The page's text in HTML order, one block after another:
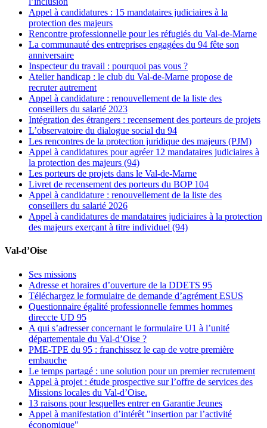
Appel à candidatures : 15 mandataires judiciaires à la
protection des majeurs
Rencontre professionnelle pour les réfugiés du Val-de-Marne
La communauté des entreprises engagées du 94 fête son
anniversaire
Inspecteur du travail : pourquoi pas vous ?
Atelier handicap : le club du Val-de-Marne propose de
recruter autrement
Appel à candidature : renouvellement de la liste des
conseillers du salarié 2023
Intégration des étrangers : recensement des porteurs de projets
L’observatoire du dialogue social du 94
Les rencontres de la protection juridique des majeurs (PJM)
Appel à candidatures pour agréer 12 mandataires judiciaires à
la protection des majeurs (94)
Les porteurs de projets dans le Val-de-Marne
Livret de recensement des porteurs du BOP 104
Appel à candidature : renouvellement de la liste des
conseillers du salarié 2026
Appel à candidatures de mandataires judiciaires à la protection
des majeurs exerçant à titre individuel (94)
Val-d’Oise
Ses missions
Adresse et horaires d’ouverture de la DDETS 95
Téléchargez le formulaire de demande d’agrément ESUS
Questionnaire égalité professionnelle femmes hommes
direccte UD 95
A qui s’adresser concernant le formulaire U1 à l’unité
départementale du Val-d’Oise ?
PME-TPE du 95 : franchissez le cap de votre première
embauche
Le temps partagé : une solution pour un premier recrutement
Appel à projet : étude prospective sur l’offre de services des
Missions locales du Val-d’Oise.
13 raisons pour lesquelles entrer en Garantie Jeunes
Appel à manifestation d’intérêt "insertion par l’activité
économique"